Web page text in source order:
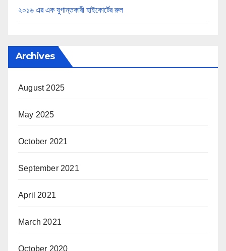
২০১৬ এর এক যুগান্তকারী হাইকোর্টের রুল
Archives
August 2025
May 2025
October 2021
September 2021
April 2021
March 2021
October 2020